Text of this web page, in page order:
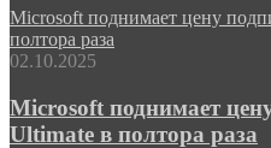
Microsoft поднимает цену
полтора раза
02.10.2025
Microsoft поднимает
Ultimate в полтора раза